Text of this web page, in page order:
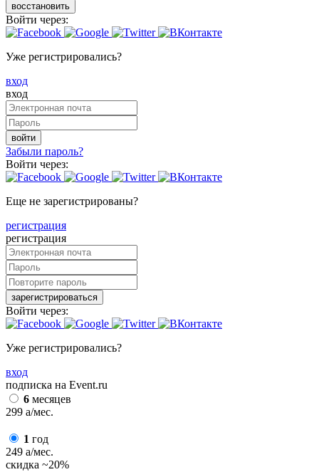
восстановить
Войти через:
Уже регистрировались?
вход
вход
войти
Забыли пароль?
Войти через:
Еще не зарегистрированы?
регистрация
регистрация
зарегистрироваться
Войти через:
Уже регистрировались?
вход
подписка на Event.ru
6 месяцев
299 a/мес.
1 год
249 a/мес.
скидка ~20%